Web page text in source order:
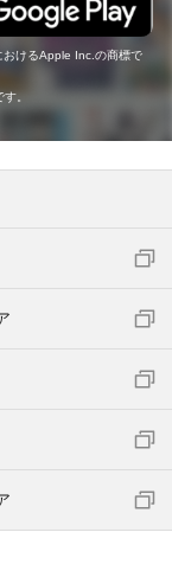
けるApple Inc.の商標で
。